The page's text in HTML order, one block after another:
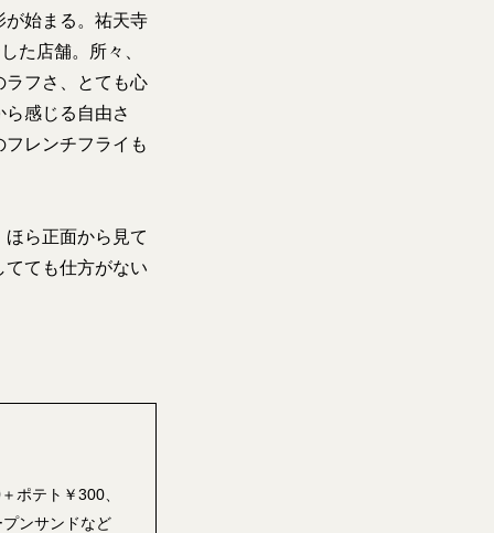
が始まる。祐天寺
た店舗。所々、
ラフさ、とても心
感じる自由さ
レンチフライも
ら正面から見て
てても仕方がない
ポテト￥300、
ンサンドなど